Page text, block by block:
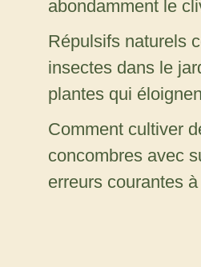
abondamment le
Répulsifs naturels
insectes dans le
plantes qui
Comment cultiver
concombres avec
erreurs courantes